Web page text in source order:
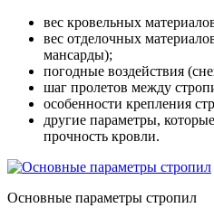
вес кровельных
вес отделочных
мансарды);
погодные воздействия
шаг пролетов между
особенности крепления
другие параметры,
прочность кровли.
Основные параметры стропил